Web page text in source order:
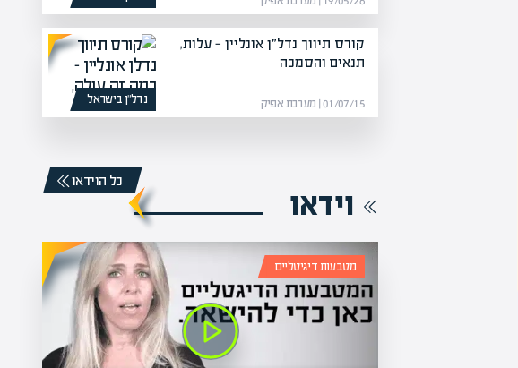
נדל”ן בישראל
קורס תיווך נדל״ן אונליין — עלות,
תנאים והסמכה
01/07/15 | מערכת אפיק
וידאו
כל הוידאו
מטבעות דיגיטליים